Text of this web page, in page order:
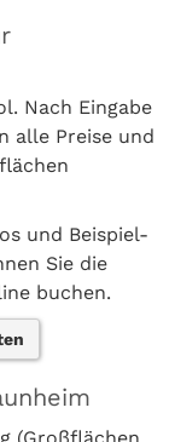
Nach Eingabe
alle Preise und
und Beispiel-
Sie die
buchen.